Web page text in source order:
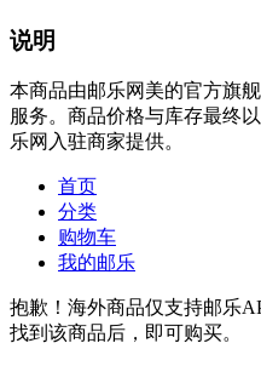
说明
本商品由邮乐网美的官方旗
服务。商品价格与库存最终
乐网入驻商家提供。
首页
分类
购物车
我的邮乐
抱歉！海外商品仅支持邮乐
找到该商品后，即可购买。